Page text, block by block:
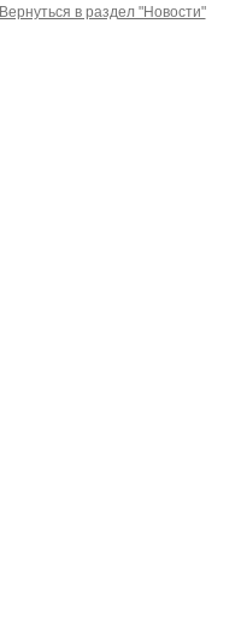
Вернуться в раздел "Новости"